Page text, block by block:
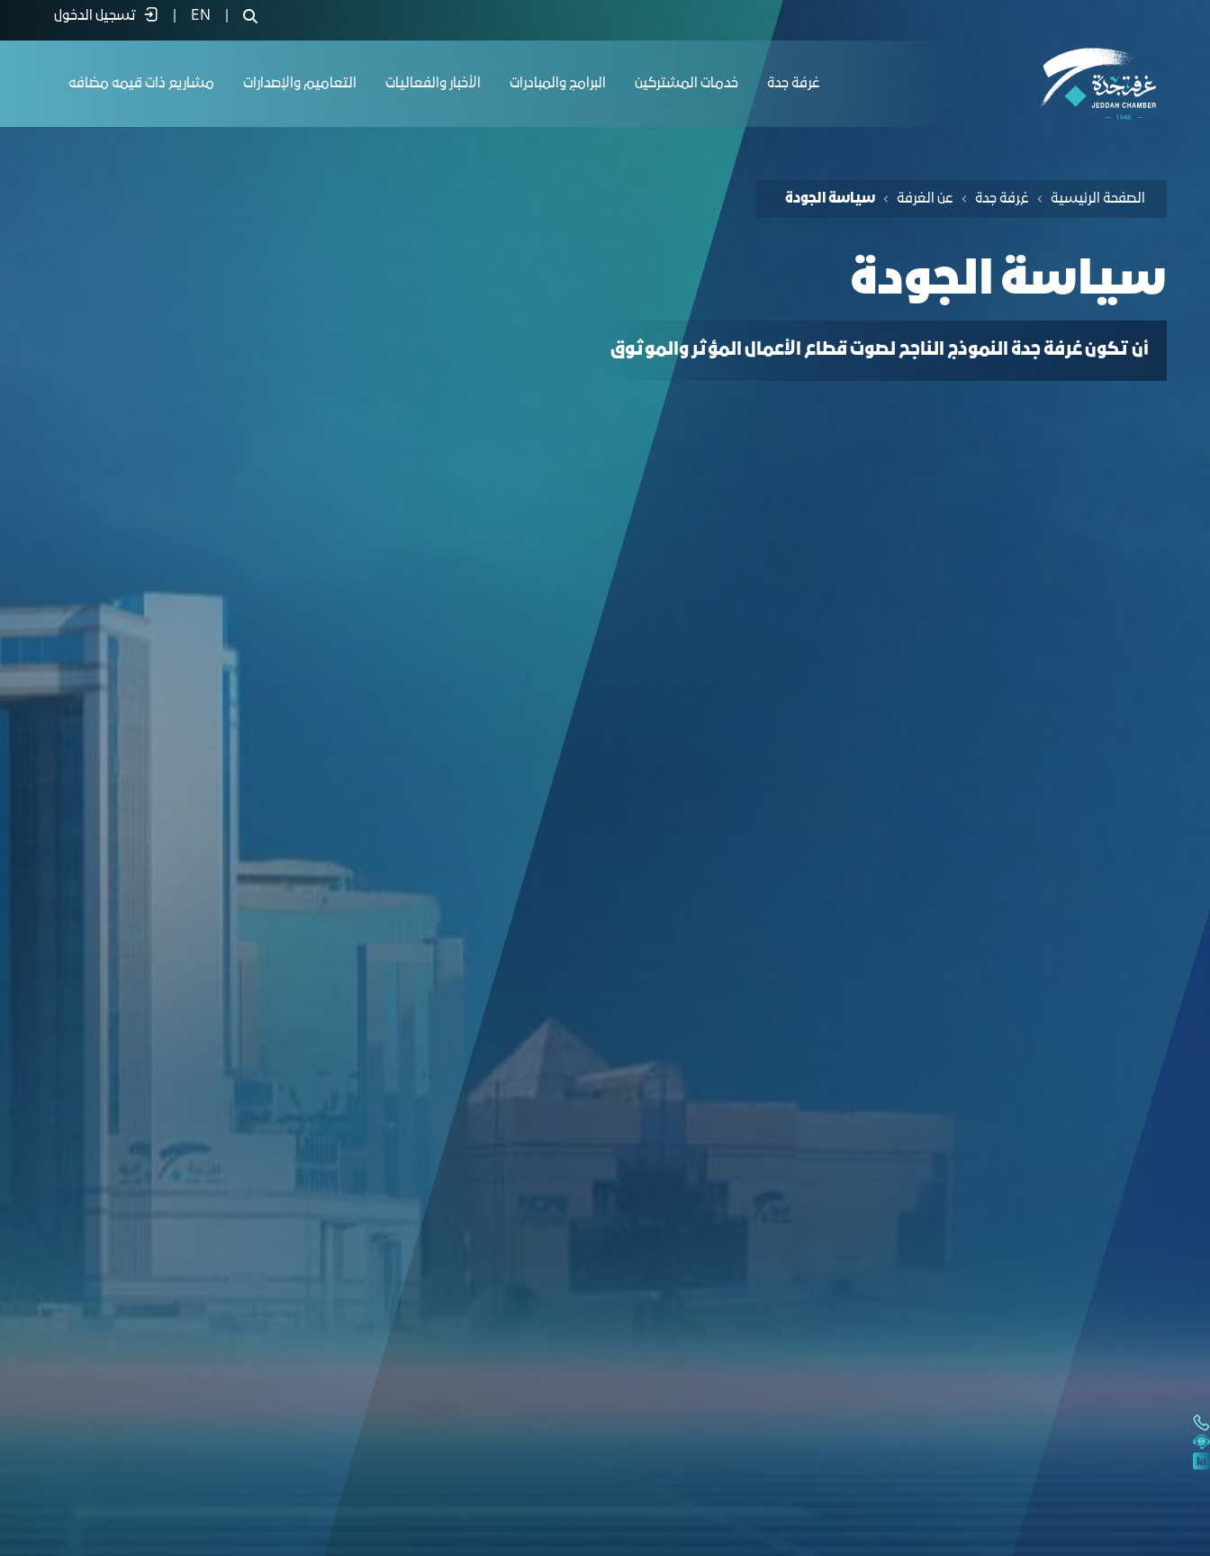
EN تسجيل الدخول
ﻏﺮﻓﺔ ﺟﺪة ﺧﺪﻣﺎت المشتركين البرامج والمبادرات الأخبار والفعاليات التعاميم والإصدارات مشاريع ذات قيمه مضافه
الصفحة الرئيسية غﺮﻓﺔ جدة عن الغرفة ﺳﻴﺎﺳﺔ اﻟﺠﻮدة
ﺳﻴﺎﺳﺔ اﻟﺠﻮدة
أن تكون غرفة جدة النموذج الناجح لصوت قطاع الأعمال المؤثر والموثوق